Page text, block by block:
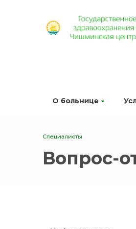
О больнице
Специалисты
Вопрос-